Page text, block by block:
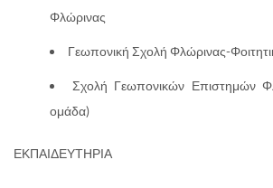
Φλώρινας
Γεωπονική Σχολή Φλώρινας-
Σχολή Γεωπονικών Επιστημών
ομάδα)
ΕΚΠΑΙΔΕΥΤΗΡΙΑ